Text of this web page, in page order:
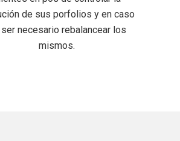
de sus porfolios y en caso
necesario rebalancear los
mismos.